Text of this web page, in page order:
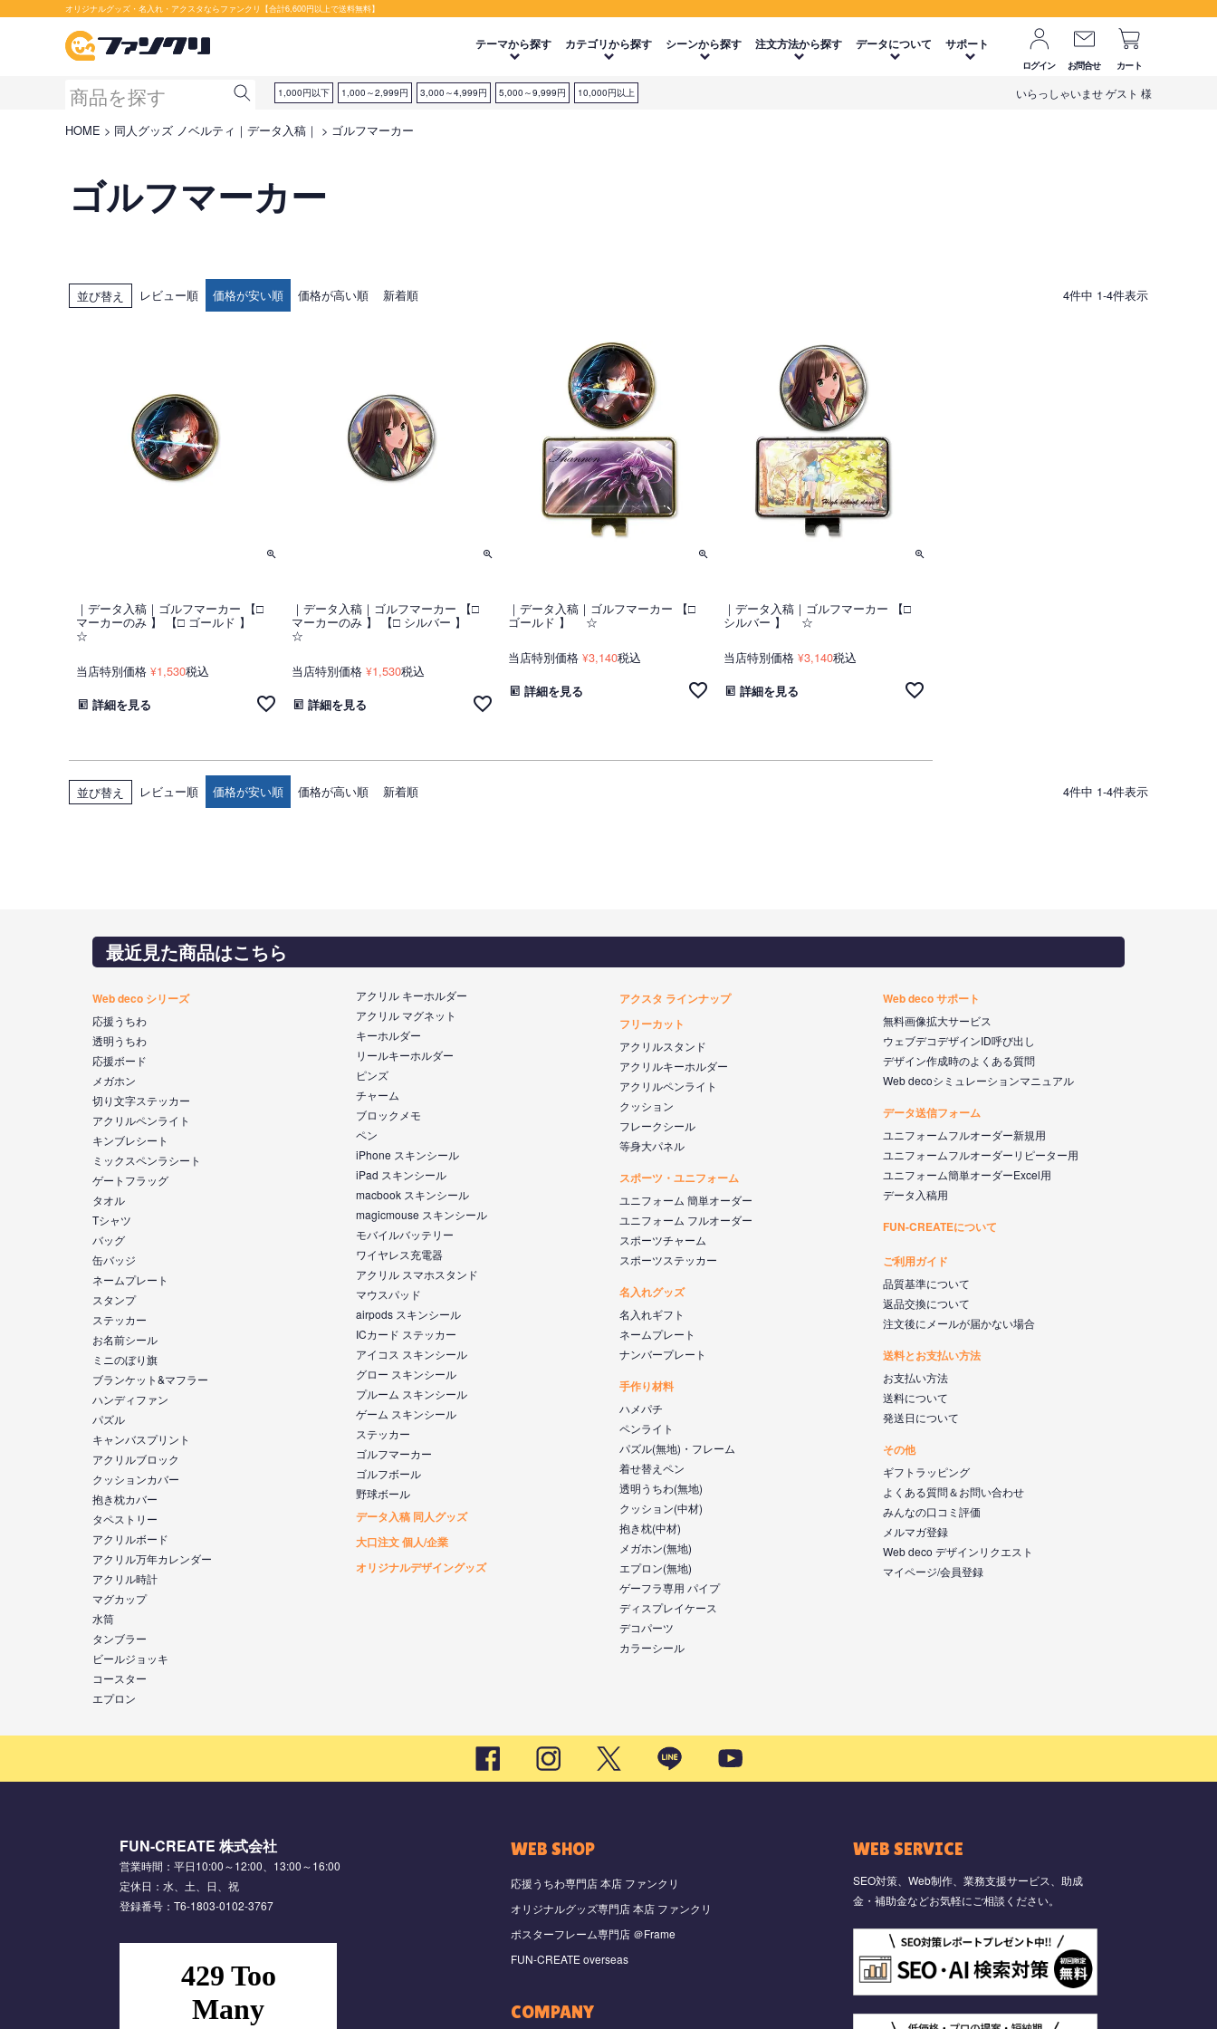
オリジナルグッズ・名入れ・アクスタならファンクリ【合計6,600円以上で送料無料】
テーマから探す カテゴリから探す シーンから探す 注文方法から探す データについて サポート
ログイン お問合せ カート
1,000円以下 1,000～2,999円 3,000～4,999円 5,000～9,999円 10,000円以上 いらっしゃいませ ゲスト 様
HOME 同人グッズ ノベルティ｜データ入稿｜ ゴルフマーカー
ゴルフマーカー
並び替え レビュー順 価格が安い順 価格が高い順 新着順 4件中 1-4件表示
｜データ入稿｜ゴルフマーカー 【□
マーカーのみ 】 【□ ゴールド 】
☆
当店特別価格 ¥1,530税込
詳細を見る
｜データ入稿｜ゴルフマーカー 【□
マーカーのみ 】 【□ シルバー 】
☆
当店特別価格 ¥1,530税込
詳細を見る
｜データ入稿｜ゴルフマーカー 【□
ゴールド 】 ☆
当店特別価格 ¥3,140税込
詳細を見る
｜データ入稿｜ゴルフマーカー 【□
シルバー 】 ☆
当店特別価格 ¥3,140税込
詳細を見る
並び替え レビュー順 価格が安い順 価格が高い順 新着順 4件中 1-4件表示
最近見た商品はこちら
Web deco シリーズ
応援うちわ
透明うちわ
応援ボード
メガホン
切り文字ステッカー
アクリルペンライト
キンブレシート
ミックスペンラシート
ゲートフラッグ
タオル
Tシャツ
バッグ
缶バッジ
ネームプレート
スタンプ
ステッカー
お名前シール
ミニのぼり旗
ブランケット&マフラー
ハンディファン
パズル
キャンバスプリント
アクリルブロック
クッションカバー
抱き枕カバー
タペストリー
アクリルボード
アクリル万年カレンダー
アクリル時計
マグカップ
水筒
タンブラー
ビールジョッキ
コースター
エプロン
アクリル キーホルダー
アクリル マグネット
キーホルダー
リールキーホルダー
ピンズ
チャーム
ブロックメモ
ペン
iPhone スキンシール
iPad スキンシール
macbook スキンシール
magicmouse スキンシール
モバイルバッテリー
ワイヤレス充電器
アクリル スマホスタンド
マウスパッド
airpods スキンシール
ICカード ステッカー
アイコス スキンシール
グロー スキンシール
プルーム スキンシール
ゲーム スキンシール
ステッカー
ゴルフマーカー
ゴルフボール
野球ボール
データ入稿 同人グッズ
大口注文 個人/企業
オリジナルデザイングッズ
アクスタ ラインナップ
フリーカット
アクリルスタンド
アクリルキーホルダー
アクリルペンライト
クッション
フレークシール
等身大パネル
スポーツ・ユニフォーム
ユニフォーム 簡単オーダー
ユニフォーム フルオーダー
スポーツチャーム
スポーツステッカー
名入れグッズ
名入れギフト
ネームプレート
ナンバープレート
手作り材料
ハメパチ
ペンライト
パズル(無地)・フレーム
着せ替えペン
透明うちわ(無地)
クッション(中材)
抱き枕(中材)
メガホン(無地)
エプロン(無地)
ゲーフラ専用 パイプ
ディスプレイケース
デコパーツ
カラーシール
Web deco サポート
無料画像拡大サービス
ウェブデコデザインID呼び出し
デザイン作成時のよくある質問
Web decoシミュレーションマニュアル
データ送信フォーム
ユニフォームフルオーダー新規用
ユニフォームフルオーダーリピーター用
ユニフォーム簡単オーダーExcel用
データ入稿用
FUN-CREATEについて
ご利用ガイド
品質基準について
返品交換について
注文後にメールが届かない場合
送料とお支払い方法
お支払い方法
送料について
発送日について
その他
ギフトラッピング
よくある質問＆お問い合わせ
みんなの口コミ評価
メルマガ登録
Web deco デザインリクエスト
マイページ/会員登録
FUN-CREATE 株式会社
営業時間：平日10:00～12:00、13:00～16:00
定休日：水、土、日、祝
登録番号：T6-1803-0102-3767
WEB SHOP
応援うちわ専門店 本店 ファンクリ
オリジナルグッズ専門店 本店 ファンクリ
ポスターフレーム専門店 ＠Frame
FUN-CREATE overseas
COMPANY
WEB SERVICE
SEO対策、Web制作、業務支援サービス、助成
金・補助金などお気軽にご相談ください。